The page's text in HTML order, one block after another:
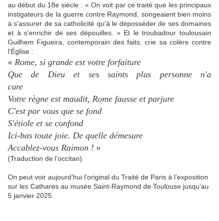
au début du 18e siècle : « On voit par ce traité que les principaux
instigateurs de la guerre contre Raymond, songeaient bien moins
à s'assurer de sa catholicité qu'à le déposséder de ses domaines
et à s'enrichir de ses dépouilles. » Et le troubadour toulousain
Guilhem Figueira, contemporain des faits, crie sa colère contre
l’Église :
« Rome, si grande est votre forfaiture
Que de Dieu et ses saints plus personne n'a
cure
Votre règne est maudit, Rome fausse et parjure
C'est par vous que se fond
S'étiole et se confond
Ici-bas toute joie. De quelle démesure
Accablez-vous Raimon ! »
(Traduction de l’occitan)
On peut voir aujourd’hui l’original du Traité de Paris à l’exposition
sur les Cathares au musée Saint-Raymond de Toulouse jusqu’au
5 janvier 2025.